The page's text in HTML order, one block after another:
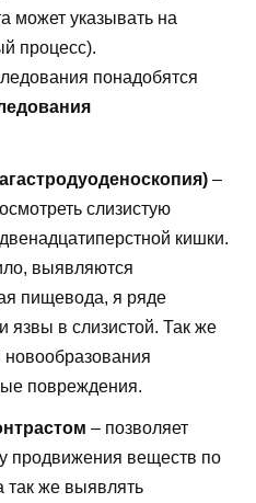
может указывать на
процесс).
понадобятся
–
слизистую
кишки.
выявляются
пищевода, я ряде
язвы в слизистой. Так же
повреждения.
– позволяет
продвижения веществ по
так же выявлять